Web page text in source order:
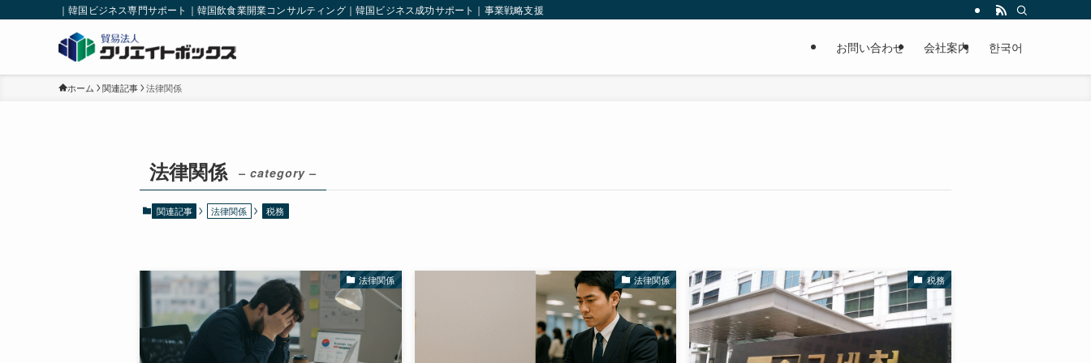
｜韓国ビジネス専門サポート｜韓国飲食業開業コンサルティング｜韓国ビジネス成功サポート｜事業戦略支援｜韓国法人設立｜輸出入支援｜
お問い合わせ 会社案内 한국어
ホーム 関連記事 法律関係
法律関係 – category –
関連記事 法律関係 税務
法律関係 法律関係 税務